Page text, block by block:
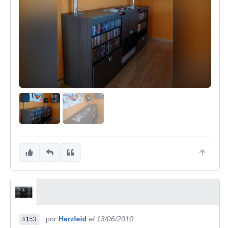
#153 por Herzleid el 13/06/2010